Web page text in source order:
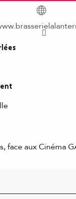
face aux Cinéma